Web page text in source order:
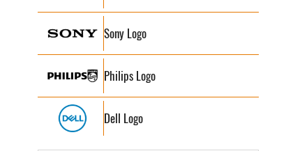
Sony Logo
Philips Logo
Dell Logo